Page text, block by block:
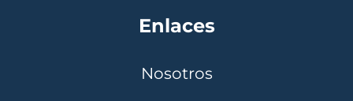
Enlaces
Nosotros